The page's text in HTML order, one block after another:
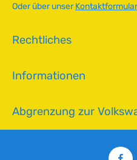
Oder über unserKontaktformular
Rechtliches
Informationen
Abgrenzung zur